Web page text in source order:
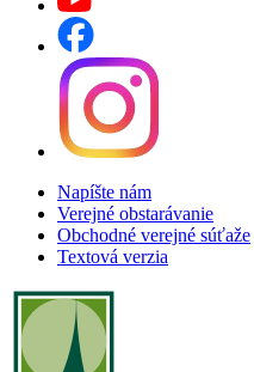
Napíšte nám
Verejné obstarávanie
Obchodné verejné súťaže
Textová verzia